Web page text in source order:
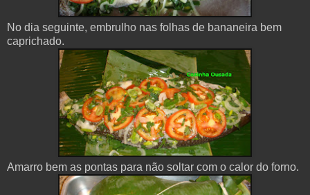
No dia seguinte, embrulho nas folhas de bananeira bem
caprichado.
Amarro bem as pontas para não soltar com o calor do forno.